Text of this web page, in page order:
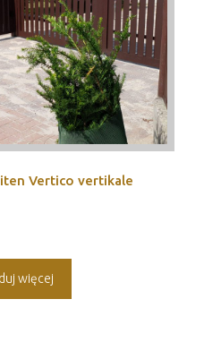
Vertico vertikale
więcej